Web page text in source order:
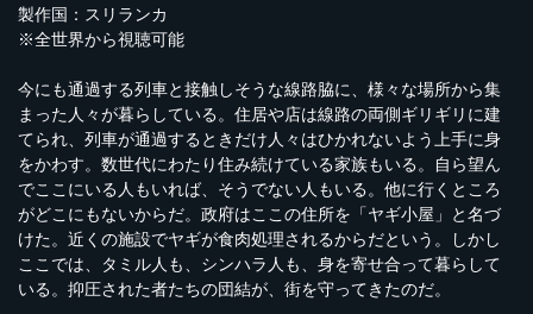
製作国：スリランカ
※全世界から視聴可能
今にも通過する列車と接触しそうな線路脇に、様々な場所から集
まった人々が暮らしている。住居や店は線路の両側ギリギリに建
てられ、列車が通過するときだけ人々はひかれないよう上手に身
をかわす。数世代にわたり住み続けている家族もいる。自ら望ん
でここにいる人もいれば、そうでない人もいる。他に行くところ
がどこにもないからだ。政府はここの住所を「ヤギ小屋」と名づ
けた。近くの施設でヤギが食肉処理されるからだという。しかし
ここでは、タミル人も、シンハラ人も、身を寄せ合って暮らして
いる。抑圧された者たちの団結が、街を守ってきたのだ。